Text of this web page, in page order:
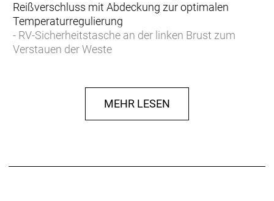
Reißverschluss mit Abdeckung zur optimalen
Temperaturregulierung
- RV-Sicherheitstasche an der linken Brust zum
Verstauen der Weste
- Körpernaher Schnitt folgt den Konturen deines
Körpers, ohne deine Beweglichkeit einzuschränken
MEHR LESEN